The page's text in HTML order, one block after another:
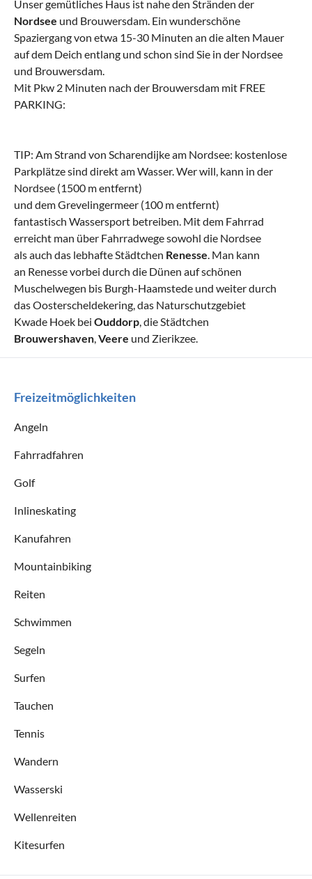
Unser gemütliches Haus ist nahe den Stränden der
Nordsee und Brouwersdam. Ein wunderschöne
Spaziergang von etwa 15-30 Minuten an die alten Mauer
auf dem Deich entlang und schon sind Sie in der Nordsee
und Brouwersdam.
Mit Pkw 2 Minuten nach der Brouwersdam mit FREE
PARKING:
TIP: Am Strand von Scharendijke am Nordsee: kostenlose
Parkplätze sind direkt am Wasser. Wer will, kann in der
Nordsee (1500 m entfernt)
und dem Grevelingermeer (100 m entfernt)
fantastisch Wassersport betreiben. Mit dem Fahrrad
erreicht man über Fahrradwege sowohl die Nordsee
als auch das lebhafte Städtchen Renesse . Man kann
an Renesse vorbei durch die Dünen auf schönen
Muschelwegen bis Burgh-Haamstede und weiter durch
das Oosterscheldekering, das Naturschutzgebiet
Kwade Hoek bei Ouddorp , die Städtchen
Brouwershaven Veere und Zierikzee.
Freizeitmöglichkeiten
Angeln
Fahrradfahren
Golf
Inlineskating
Kanufahren
Mountainbiking
Reiten
Schwimmen
Segeln
Surfen
Tauchen
Tennis
Wandern
Wasserski
Wellenreiten
Kitesurfen